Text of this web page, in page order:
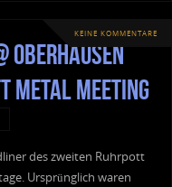
KEINE KOMMENTARE
Oberhausen
Metal Meeting
des zweiten Ruhrpott
Ursprünglich waren